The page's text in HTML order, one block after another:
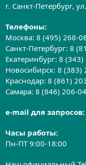
г. Санкт-Петербург,
Телефоны:
Москва:8 (495) 268-
Санкт-Петербург:8
Екатеринбург:8 (343)
Новосибирск:8 (383)
Краснодар:8 (861)
Самара:8 (846) 206-
e-mail для
Часы работы:
Пн-ПТ 9:00-18:00